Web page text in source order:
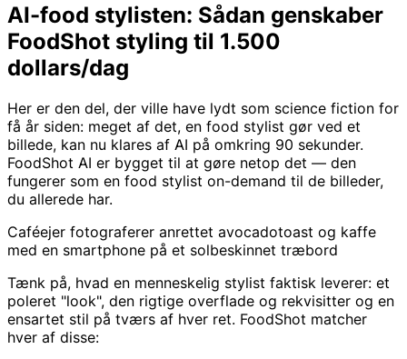
AI-food stylisten: Sådan genskaber
FoodShot styling til 1.500
dollars/dag
Her er den del, der ville have lydt som science fiction for
få år siden: meget af det, en food stylist gør ved et
billede, kan nu klares af AI på omkring 90 sekunder.
FoodShot AI er bygget til at gøre netop det — den
fungerer som en food stylist on-demand til de billeder,
du allerede har.
Caféejer fotograferer anrettet avocadotoast og kaffe
med en smartphone på et solbeskinnet træbord
Tænk på, hvad en menneskelig stylist faktisk leverer: et
poleret "look", den rigtige overflade og rekvisitter og en
ensartet stil på tværs af hver ret. FoodShot matcher
hver af disse: